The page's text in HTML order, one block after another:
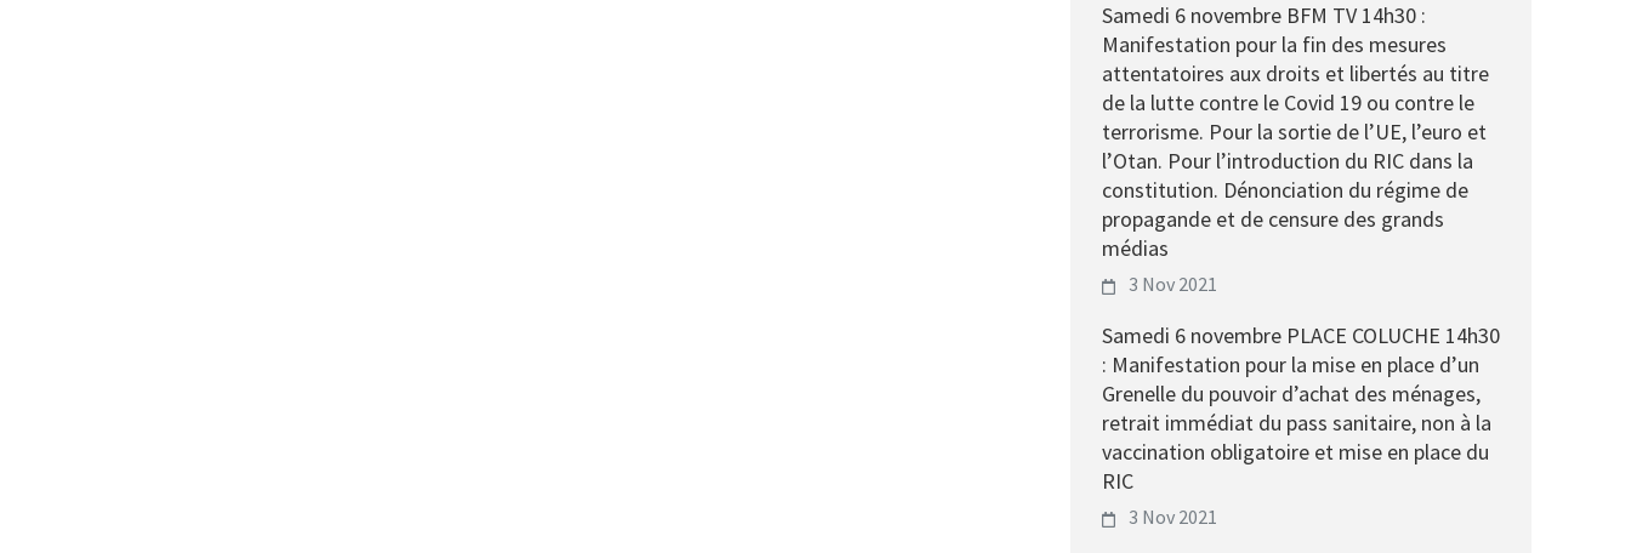
Samedi 6 novembre BFM TV 14h30 :
Manifestation pour la fin des mesures
attentatoires aux droits et libertés au titre
de la lutte contre le Covid 19 ou contre le
terrorisme. Pour la sortie de l’UE, l’euro et
l’Otan. Pour l’introduction du RIC dans la
constitution. Dénonciation du régime de
propagande et de censure des grands
médias
3 Nov 2021
Samedi 6 novembre PLACE COLUCHE 14h30
: Manifestation pour la mise en place d’un
Grenelle du pouvoir d’achat des ménages,
retrait immédiat du pass sanitaire, non à la
vaccination obligatoire et mise en place du
RIC
3 Nov 2021